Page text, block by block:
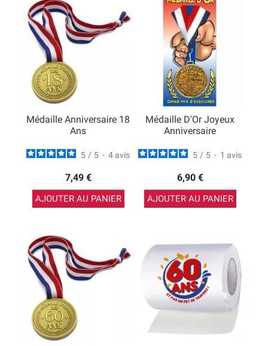
Médaille Anniversaire 18
Ans
5 / 5 - 4 avis
7,49 €
AJOUTER AU PANIER
Médaille D'Or Joyeux
Anniversaire
5 / 5 - 1 avis
6,90 €
AJOUTER AU PANIER